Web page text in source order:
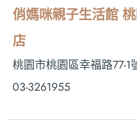
俏媽咪親子生活館
店
桃園市桃園區幸福路77-1
03-3261955